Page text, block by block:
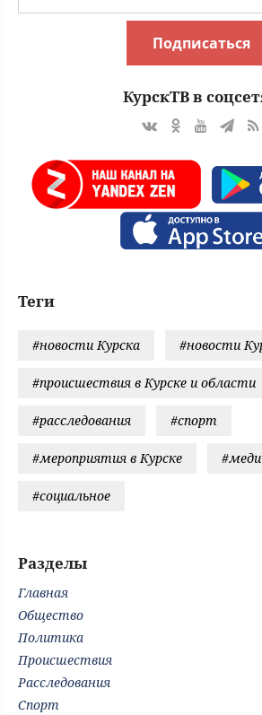
Подписаться
КурскТВ в
Теги
#новости Курска #новости
#происшествия в Курске и области
#расследования #спорт
#мероприятия в Курске
#социальное
Разделы
Главная
Общество
Политика
Происшествия
Расследования
Спорт